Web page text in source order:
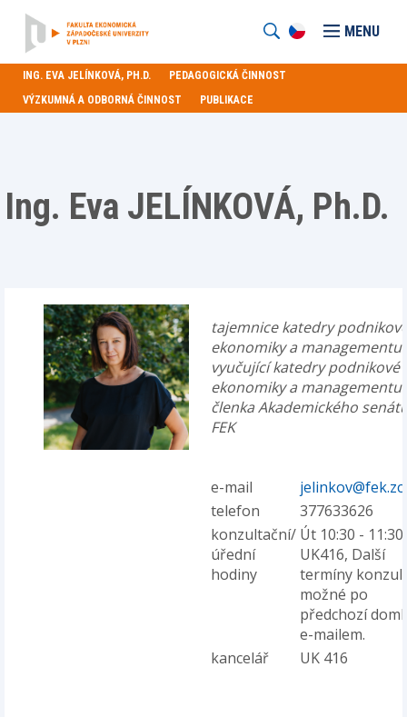
MENU
ING. EVA JELÍNKOVÁ, PH.D.
PEDAGOGICKÁ ČINNOST
VÝZKUMNÁ A ODBORNÁ ČINNOST
PUBLIKACE
Ing. Eva JELÍNKOVÁ, Ph.D.
tajemnice katedry
ekonomiky a managementu
vyučující katedry podnikové
ekonomiky a managementu
členka Akademického
FEK
e-mail
telefon
377633626
konzultační/
úřední
hodiny
Út 10:30 - 11:30,
UK416, Další
termíny
možné po
předchozí
e-mailem.
kancelář
UK 416